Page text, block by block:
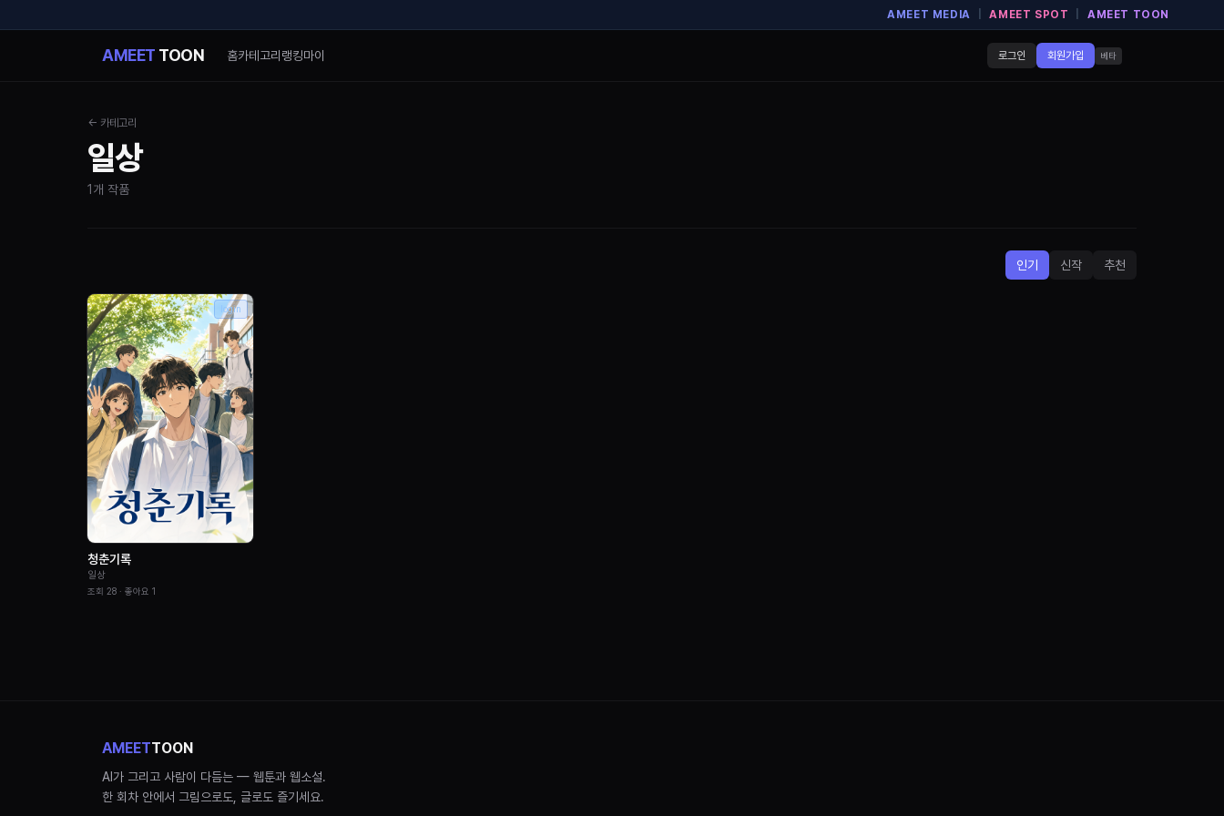
AMEET MEDIA AMEET SPOT AMEET TOON
AMEET TOON 홈카테고리 랭킹마이 로그인 회원가입 베타
← 카테고리
일상
1 개 작품
인기 신작 추천
login
청춘기록
일상
조회 28 · 좋아요 1
AMEETTOON
AI가 그리고 사람이 다듬는 — 웹툰과 웹소설.
한 회차 안에서 그림으로도, 글로도 즐기세요.